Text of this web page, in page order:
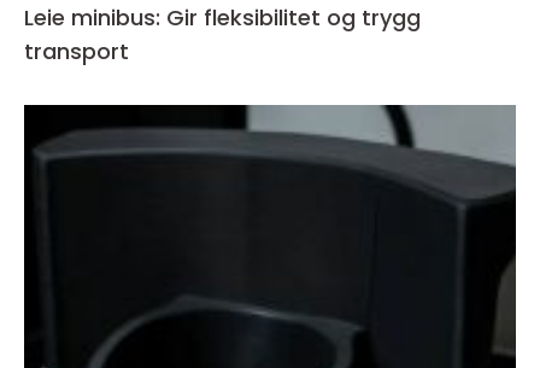
Leie minibus: Gir fleksibilitet og trygg
transport